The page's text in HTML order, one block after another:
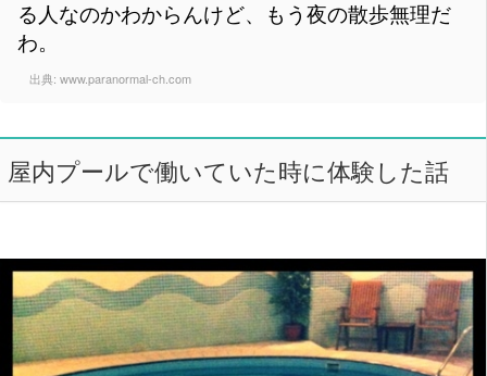
る人なのかわからんけど、もう夜の散歩無理だ
わ。
出典: www.paranormal-ch.com
屋内プールで働いていた時に体験した話